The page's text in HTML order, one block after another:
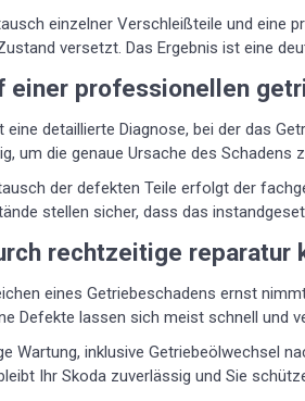
einzelner Verschleißteile und eine
versetzt. Das Ergebnis ist eine
einer professionellen
eine detaillierte Diagnose, bei der das
um die genaue Ursache des Schadens
der defekten Teile erfolgt der
stellen sicher, dass das
rechtzeitige reparatur
eines Getriebeschadens ernst
Defekte lassen sich meist schnell und
Wartung, inklusive Getriebeölwechsel
Ihr Skoda zuverlässig und Sie